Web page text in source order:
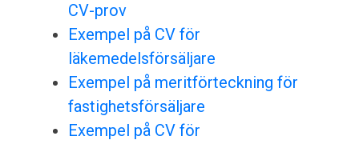
CV-prov
Exempel på CV för
läkemedelsförsäljare
Exempel på meritförteckning för
fastighetsförsäljare
Exempel på CV för